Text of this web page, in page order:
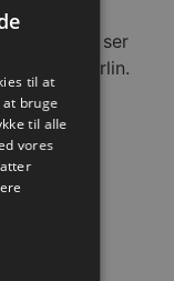
giver
og ser
Füchse Berlin.
til at
bruge
til alle
vores